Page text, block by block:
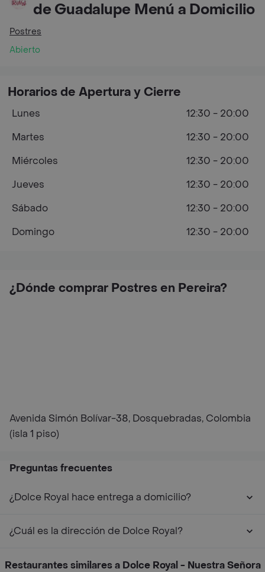
de Guadalupe Menú a Domicilio
Postres
Abierto
¿Dónde comprar Postres en Pereira?
Avenida Simón Bolívar-38, Dosquebradas, Colombia
(isla 1 piso)
Horarios de Apertura y Cierre
Lunes
12:30 - 20:00
Martes
12:30 - 20:00
Miércoles
12:30 - 20:00
Jueves
12:30 - 20:00
Sábado
12:30 - 20:00
Domingo
12:30 - 20:00
Preguntas frecuentes
¿Dolce Royal hace entrega a domicilio?
¿Cuál es la dirección de Dolce Royal?
Restaurantes similares a Dolce Royal - Nuestra Señora